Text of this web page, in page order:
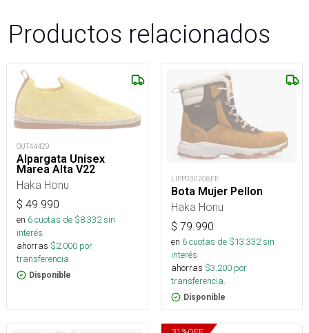
Productos relacionados
OUT44429
Alpargata Unisex
Marea Alta V22
Haka Honu
$ 49.990
en 6cuotas de $8.332sin
interés
ahorras $2.000 por
transferencia.
Disponible
LIPP030206FE
Bota Mujer Pellon
Haka Honu
$ 79.990
en 6cuotas de $13.332sin
interés
ahorras $3.200 por
transferencia.
Disponible